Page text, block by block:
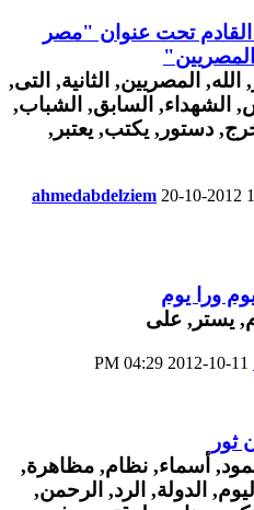
تحت عنوان "مصر
ahmedabdelziem 20-10-2012
ورا يوم
04:29 PM
ثور